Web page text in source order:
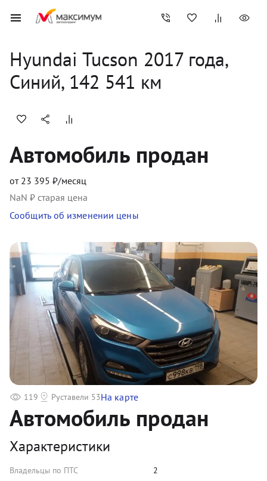
Hyundai Tucson 2017
года,
Синий, 142 541 км
Автомобиль продан
от 23 395 ₽/месяц
NaN ₽ старая цена
Сообщить об изменении цены
Автомобиль продан
Характеристики
Владельцы по ПТС
2
119 Руставели 53На карте